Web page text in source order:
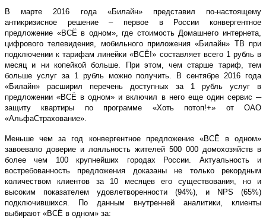
В марте 2016 года «Билайн» представил по-настоящему
антикризисное решение – первое в России конвергентное
предложение «ВСЁ в одном», где стоимость Домашнего интернета,
цифрового телевидения, мобильного приложения «Билайн» ТВ при
подключении к тарифам линейки «ВСЁ!» составляет всего 1 рубль в
месяц и ни копейкой больше. При этом, чем старше тариф, тем
больше услуг за 1 рубль можно получить. В сентябре 2016 года
«Билайн» расширил перечень доступных за 1 рубль услуг в
предложении «ВСЁ в одном» и включил в него еще один сервис ─
защиту квартиры по программе «Хоть потоп!+» от ОАО
«АльфаСтрахование».
Меньше чем за год конвергентное предложение «ВСЁ в одном»
завоевало доверие и лояльность жителей 500 000 домохозяйств в
более чем 100 крупнейших городах России. Актуальность и
востребованность предложения доказаны не только рекордным
количеством клиентов за 10 месяцев его существования, но и
высоким показателем удовлетворенности (94%), и NPS (65%)
подключившихся. По данным внутренней аналитики, клиенты
выбирают «ВСЁ в одном» за: